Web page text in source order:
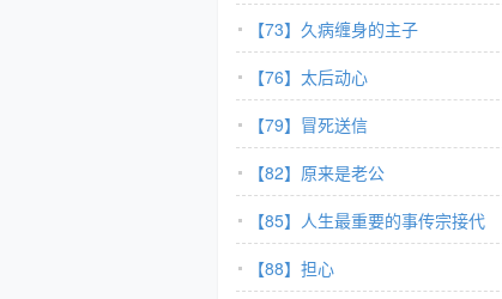
【73】久病缠身的主子
【76】太后动心
【79】冒死送信
【82】原来是老公
【85】人生最重要的事传宗接代
【88】担心